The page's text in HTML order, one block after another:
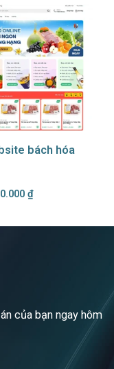
bách hóa
₫
của bạn ngay hôm